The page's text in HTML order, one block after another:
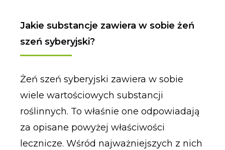
Jakie substancje zawiera w sobie żeń
szeń syberyjski?
Żeń szeń syberyjski zawiera w sobie
wiele wartościowych substancji
roślinnych. To właśnie one odpowiadają
za opisane powyżej właściwości
lecznicze. Wśród najważniejszych z nich